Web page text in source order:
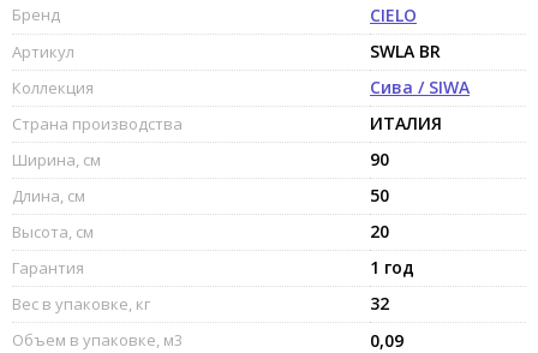
Бренд CIELO
Артикул SWLA BR
Коллекция Сива / SIWA
Страна производства ИТАЛИЯ
Ширина, см 90
Длина, см 50
Высота, см 20
Гарантия 1 год
Вес в упаковке, кг 32
Объем в упаковке, м3 0,09